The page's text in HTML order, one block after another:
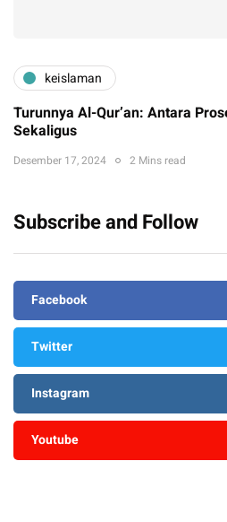
keislaman
Turunnya Al-Qur’an: Antara
Sekaligus
Desember 17, 2024 2 Mins read
Subscribe and Follow
Facebook
Twitter
Instagram
Youtube